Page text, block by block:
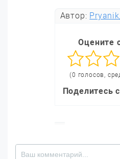
Автор:
Оцените
(0 голосов,
Поделитесь